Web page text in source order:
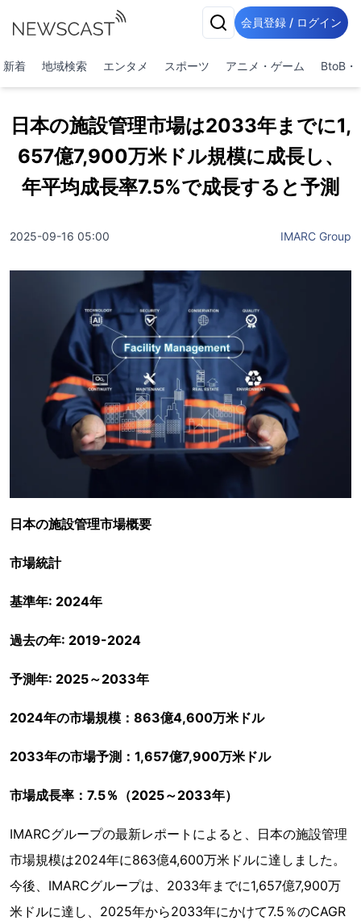
会員登録 / ログイン
新着 地域検索 エンタメ スポーツ アニメ・ゲーム BtoB・
日本の施設管理市場は2033年までに1,
657億7,900万米ドル規模に成長し、
年平均成長率7.5%で成長すると予測
2025-09-16 05:00 IMARC Group
日本の施設管理市場概要
市場統計
基準年: 2024年
過去の年: 2019-2024
予測年: 2025～2033年
2024年の市場規模：863億4,600万米ドル
2033年の市場予測：1,657億7,900万米ドル
市場成長率：7.5％（2025～2033年）
IMARCグループの最新レポートによると、日本の施設管理
市場規模は2024年に863億4,600万米ドルに達しました。
今後、IMARCグループは、2033年までに1,657億7,900万
米ドルに達し、2025年から2033年にかけて7.5％のCAGR